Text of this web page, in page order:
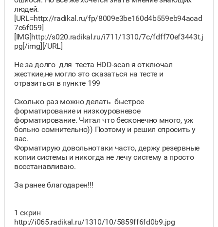
людей.
[URL=http://radikal.ru/fp/8009e3be160d4b559eb94acad
7c6f059]
[IMG]http://s020.radikal.ru/i711/1310/7c/fdff70ef3443t.j
pg[/img][/URL]
Не за долго для теста HDD-scan я отключал
жесткие,не могло это сказаться на тесте и
отразиться в пункте 199
Сколько раз можно делать быстрое
форматирование и низкоуровневое
форматирование. Читал что бесконечно много, уж
больно сомнительно)) Поэтому и решил спросить у
вас.
Форматирую довольнотаки часто, держу резервные
копии системы и никогда не лечу систему а просто
восстанавливаю.
За ранее благодарен!!!
1 скрин
http://i065.radikal.ru/1310/10/5859ff6fd0b9.jpg